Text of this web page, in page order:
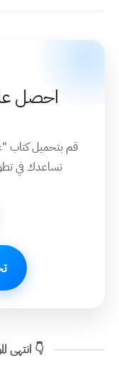
احصل
قم بتحميل كتاب
تساعدك في
👇 انتهى